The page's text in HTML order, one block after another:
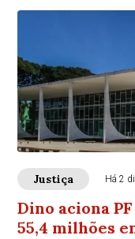
Justiça Há 2
Dino aciona
55,4 milhões